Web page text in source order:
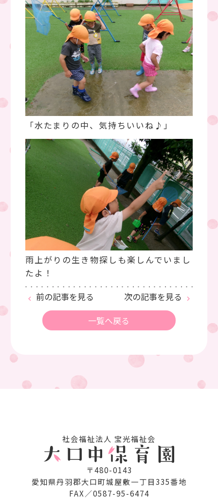
「水たまりの中、気持ちいいね♪」
雨上がりの生き物探しも楽しんでいまし
たよ！
keyboard_arrow_left 前の記事を見る 次の記事を見る keyboard_arrow_right
一覧へ戻る
社会福祉法⼈ 宝光福祉会
〒480-0143
愛知県丹⽻郡⼤⼝町城屋敷⼀丁⽬335番地
FAX／0587-95-6474